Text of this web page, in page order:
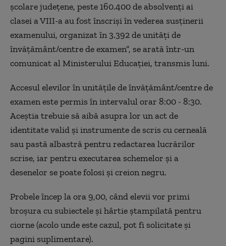
şcolare judeţene, peste 160.400 de absolvenţi ai
clasei a VIII-a au fost înscrişi în vederea susţinerii
examenului, organizat în 3.392 de unităţi de
învăţământ/centre de examen”, se arată într-un
comunicat al Ministerului Educației, transmis luni.
Accesul elevilor în unităţile de învăţământ/centre de
examen este permis în intervalul orar 8:00 - 8:30.
Aceştia trebuie să aibă asupra lor un act de
identitate valid şi instrumente de scris cu cerneală
sau pastă albastră pentru redactarea lucrărilor
scrise, iar pentru executarea schemelor şi a
desenelor se poate folosi şi creion negru.
Probele încep la ora 9,00, când elevii vor primi
broşura cu subiectele şi hârtie ştampilată pentru
ciorne (acolo unde este cazul, pot fi solicitate şi
pagini suplimentare).